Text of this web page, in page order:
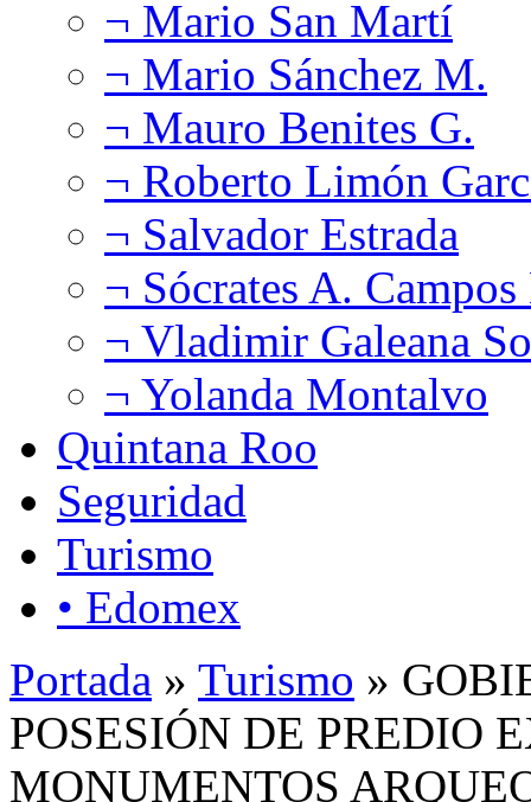
¬ Mario San Martí
¬ Mario Sánchez M.
¬ Mauro Benites G.
¬ Roberto Limón
¬ Salvador Estrada
¬ Sócrates A.
¬ Vladimir Galeana
¬ Yolanda Montalvo
Quintana Roo
Seguridad
Turismo
• Edomex
Portada » Turismo »
POSESIÓN DE PREDIO
MONUMENTOS